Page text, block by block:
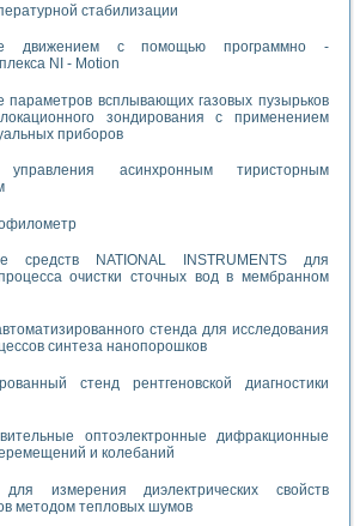
стабилизации
движением с помощью программно -
NI - Motion
параметров всплывающих газовых пузырьков
зондирования с применением
приборов
асинхронным тиристорным
средств NATIONAL INSTRUMENTS для
очистки сточных вод в мембранном
стенда для исследования
синтеза нанопорошков
стенд рентгеновской диагностики
оптоэлектронные дифракционные
и колебаний
для измерения диэлектрических свойств
методом тепловых шумов